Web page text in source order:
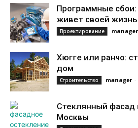
Программные сбои:
живет своей
Проектирование manager
Хюгге или ранчо:
дом
Строительство manager -
Стеклянный фасад
Москвы